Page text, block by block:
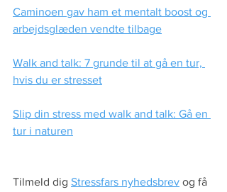
Caminoen gav ham et mentalt boost og
arbejdsglæden vendte tilbage
Walk and talk: 7 grunde til at gå en tur,
hvis du er stresset
Slip din stress med walk and talk: Gå en
tur i naturen
Tilmeld dig Stressfars nyhedsbrev og få